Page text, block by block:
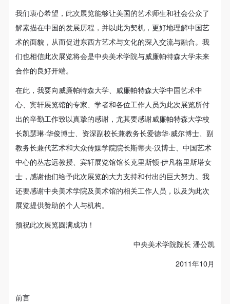
我们衷心希望，此次展览能够让美国的艺术师生和社会公众了
解素描在中国的发展历程，并以此为契机，更好地理解中国艺
术的面貌，从而促进东西方艺术与文化的深入交流与融合。我
们也相信此次展览将会是中央美术学院与威廉帕特森大学未来
合作的良好开端。
在此，我要向威廉帕特森大学、威廉帕特森大学中国艺术中
心、宾轩展览馆的专家、学者和各位工作人员为此次展览所付
出的辛勤工作致以真挚的感谢，尤其要感谢威廉帕特森大学校
长凯瑟琳·华俊博士、资深副校长兼教务长爱德华·威尔博士、副
教务长兼代艺术和大众传媒学院院长斯蒂夫·汉博士、中国艺术
中心的丛志远教授、宾轩展览馆馆长克里斯顿·伊凡格里斯塔女
士，感谢他们给予此次展览的大力支持和付出的巨大努力。我
还要感谢中央美术学院及美术馆的相关工作人员，以及为此次
展览提供赞助的个人与机构。
预祝此次展览圆满成功！
中央美术学院院长 潘公凯
2011年10月
前言
民法通则》以及 最高人民法院关于贯彻执行 《中华
人民共和国民法通则》若干问题的意见（试行）>的
有关规定，为明确肖像许可方（甲方）和使用方（乙
方）的权利义务关系，经双方友好协商，甲乙双方就
带有甲方肖像的作品的使用达成如下一致协议：
（1）、甲方为本协议中的肖像权人，自愿将自己的
肖像权许可乙方作符合本协议约定和法律规定的用
途。
（2）、乙方中央美术学院美术馆是一所具有标志
性、专业性、国际化的现代公共美术馆。中央美术学
院美术馆与时代同行，努力塑造一个开放、自由、学
术的空间氛围，竭诚与各单位、企业、机构、艺术家
和观众进行良好互动。以学院的学术研究为基础，积
极策划国际、国内多视角、多领域的展览、论坛及公
共教育活动，为美院师生、中外艺术家以及社会公众
单位，其开展的公共教育活动以学术性和公益性为
有公教活动。
民法通则》以及 最高人民法院关于贯彻执行 《中华
人民共和国民法通则》若干问题的意见（试行）>的
有关规定，为明确肖像许可方（甲方）和使用方（乙
方）的权利义务关系，经双方友好协商，甲乙双方就
带有甲方肖像的作品的使用达成如下一致协议：
（1）、甲方为本协议中的肖像权人，自愿将自己的
肖像权许可乙方作符合本协议约定和法律规定的用
途。
（2）、乙方中央美术学院美术馆是一所具有标志
性、专业性、国际化的现代公共美术馆。中央美术学
院美术馆与时代同行，努力塑造一个开放、自由、学
术的空间氛围，竭诚与各单位、企业、机构、艺术家
和观众进行良好互动。以学院的学术研究为基础，积
极策划国际、国内多视角、多领域的展览、论坛及公
共教育活动，为美院师生、中外艺术家以及社会公众
单位，其开展的公共教育活动以学术性和公益性为
有公教活动。
民法通则》以及 最高人民法院关于贯彻执行 《中华
人民共和国民法通则》若干问题的意见（试行）>的
有关规定，为明确肖像许可方（甲方）和使用方（乙
方）的权利义务关系，经双方友好协商，甲乙双方就
带有甲方肖像的作品的使用达成如下一致协议：
（1）、甲方为本协议中的肖像权人，自愿将自己的
肖像权许可乙方作符合本协议约定和法律规定的用
途。
（2）、乙方中央美术学院美术馆是一所具有标志
性、专业性、国际化的现代公共美术馆。中央美术学
院美术馆与时代同行，努力塑造一个开放、自由、学
术的空间氛围，竭诚与各单位、企业、机构、艺术家
和观众进行良好互动。以学院的学术研究为基础，积
极策划国际、国内多视角、多领域的展览、论坛及公
共教育活动，为美院师生、中外艺术家以及社会公众
单位，其开展的公共教育活动以学术性和公益性为
有公教活动。